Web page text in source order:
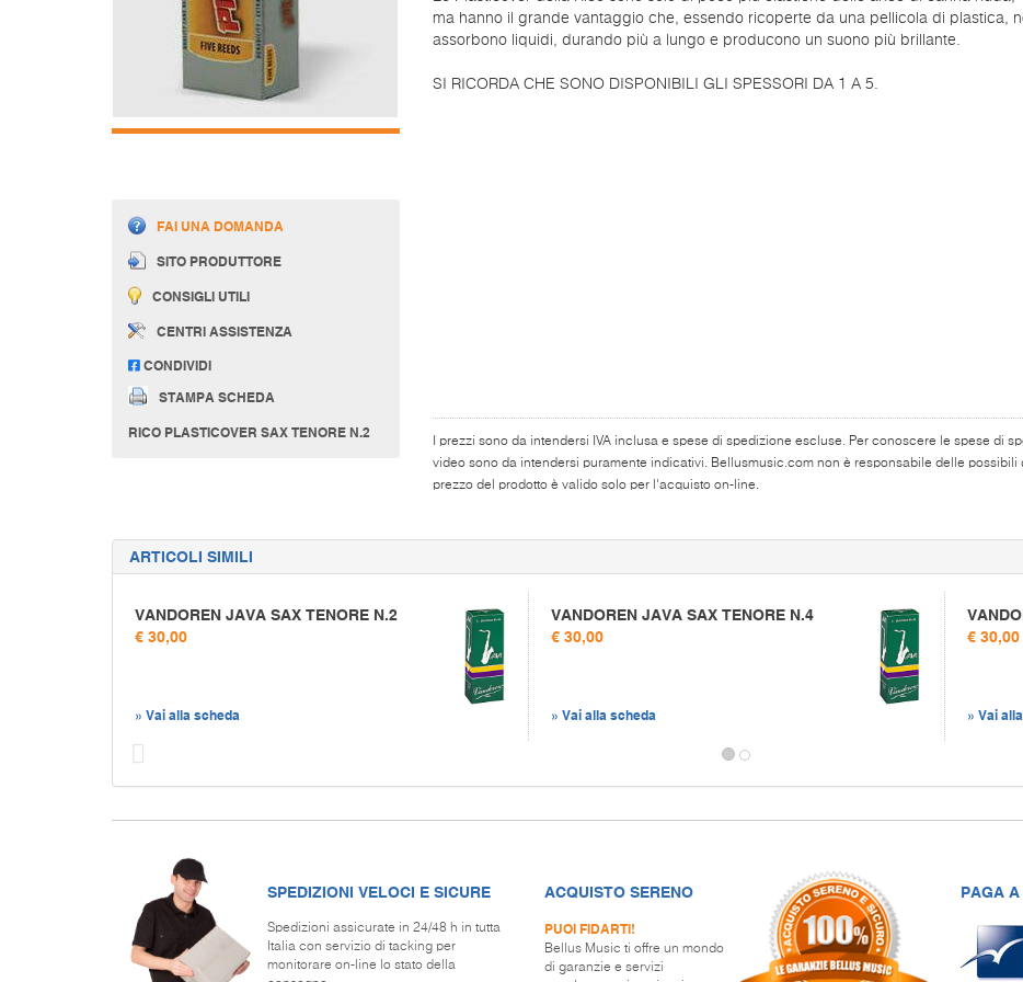
FAI UNA DOMANDA
SITO PRODUTTORE
CONSIGLI UTILI
CENTRI ASSISTENZA
CONDIVIDI
STAMPA SCHEDA
RICO PLASTICOVER SAX TENORE N.2
ma hanno il grande vantaggio che, essendo ricoperte da una pellicola di plastica,
assorbono liquidi, durando più a lungo e producono un suono più brillante.
SI RICORDA CHE SONO DISPONIBILI GLI SPESSORI DA 1 A 5.
I prezzi sono da intendersi IVA inclusa e spese di spedizione escluse. Per conoscere le spese di
video sono da intendersi puramente indicativi. Bellusmusic.com non è responsabile delle possibili
prezzo del prodotto è valido solo per l'acquisto on-line.
ARTICOLI SIMILI
VANDOREN JAVA SAX TENORE N.2
€ 30,00
» Vai alla scheda
VANDOREN JAVA SAX TENORE N.4
€ 30,00
» Vai alla scheda
€ 30,00
» Vai
SPEDIZIONI VELOCI E SICURE
Spedizioni assicurate in 24/48 h in tutta
Italia con servizio di tacking per
monitorare on-line lo stato della
ACQUISTO SERENO
PUOI FIDARTI!
Bellus Music ti offre un mondo
di garanzie e servizi
PAGA